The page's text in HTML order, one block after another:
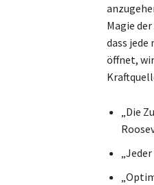
Magie
dass jede
öffnet,
„Die